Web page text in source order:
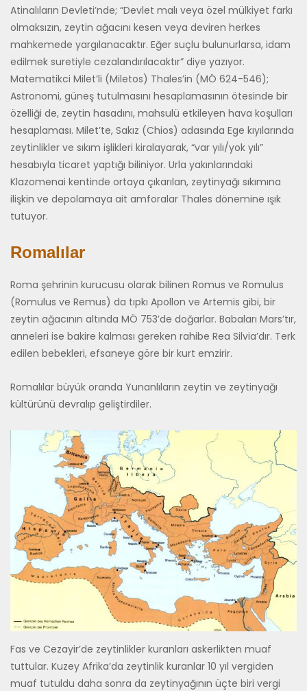
Atinalıların Devleti’nde; “Devlet malı veya özel mülkiyet farkı
olmaksızın, zeytin ağacını kesen veya deviren herkes
mahkemede yargılanacaktır. Eğer suçlu bulunurlarsa, idam
edilmek su­retiyle cezalandırılacaktır” diye yazıyor.
Matematikci Milet’li (Miletos) Thales’in (MÖ 624-546);
Astronomi, güneş tutulmasını hesaplamasının ötesinde bir
özelliği de, zeytin hasadı­nı, mahsulü etkileyen hava koşulları
hesaplaması. Milet’te, Sakız (Chi­os) adasında Ege kıyılarında
zeytinlikler ve sıkım işlikleri kiralayarak, “var yılı/yok yılı”
hesabıyla ticaret yaptığı biliniyor. Urla yakınlarındaki
Klazomenai kentinde ortaya çıkarılan, zeytinyağı sıkımına
ilişkin ve de­polamaya ait amforalar Thales dönemine ışık
tutuyor.
Romalılar
Roma şehrinin kurucusu olarak bilinen Romus ve Romulus
(Romulus ve Remus) da tıpkı Apollon ve Artemis gibi, bir
zeytin ağacının altında MÖ 753’de doğarlar. Babaları Mars’tır,
anneleri ise bakire kalması gereken rahibe Rea Silvia’dır. Terk
edilen bebekleri, efsaneye göre bir kurt em­zirir.
Romalılar büyük oranda Yunanlıların zeytin ve zeytinyağı
kültürünü devralıp geliştirdiler.
Fas ve Cezayir’de zeytinlikler kuranları askerlikten muaf
tuttular. Kuzey Afrika’da zeytinlik kuranlar 10 yıl vergiden
muaf tutuldu daha sonra da zeytinyağının üçte biri vergi